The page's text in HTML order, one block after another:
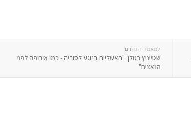
למאמר הקודם
שטייניץ בגולן: "האשליות בנוגע לסוריה - כמו אירופה לפני
הנאצים"